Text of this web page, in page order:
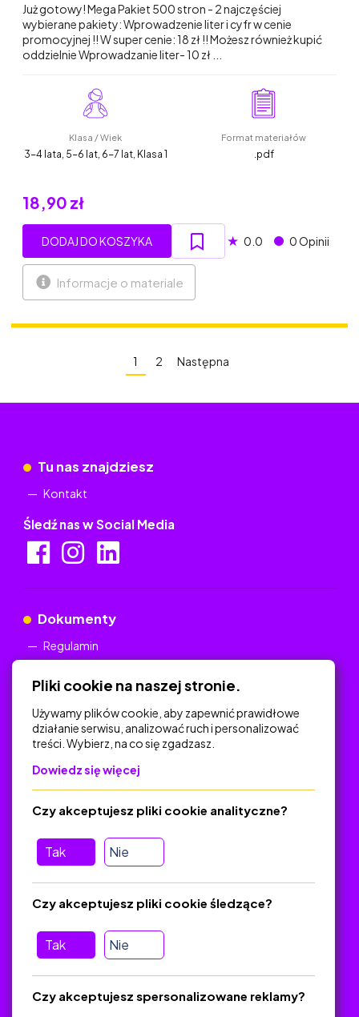
Już gotowy! Mega Pakiet 500 stron - 2 najczęściej
wybierane pakiety: Wprowadzenie liter i cyfr w cenie
promocyjnej !! W super cenie: 18 zł !! Możesz również kupić
oddzielnie Wprowadzanie liter- 10 zł ...
Klasa / Wiek
3-4 lata, 5-6 lat, 6-7 lat, Klasa 1
Format materiałów
.pdf
18,90 zł
DODAJ DO KOSZYKA ★ 0.0 0 Opinii
Informacje o materiale
1 2 Następna
Tu nas znajdziesz
Kontakt
Śledź nas w Social Media
Dokumenty
Regulamin
Na skróty
Polityka Prywatności
Regulamin
O platformie
Baza materiałów dydaktycznych
Jak zostać autorem
FAQ
Pomoc
Pliki cookie na naszej stronie.
Używamy plików cookie, aby zapewnić prawidłowe
działanie serwisu, analizować ruch i personalizować
treści. Wybierz, na co się zgadzasz.
Dowiedz się więcej
Tak Nie
Czy akceptujesz pliki cookie analityczne?
Tak Nie
Czy akceptujesz pliki cookie śledzące?
Czy akceptujesz spersonalizowane reklamy?